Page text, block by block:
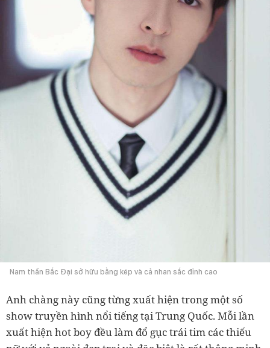
Nam thần Bắc Đại sở hữu bằng kép và cả nhan sắc đỉnh cao
Anh chàng này cũng từng xuất hiện trong một số
show truyền hình nổi tiếng tại Trung Quốc. Mỗi lần
xuất hiện hot boy đều làm đổ gục trái tim các thiếu